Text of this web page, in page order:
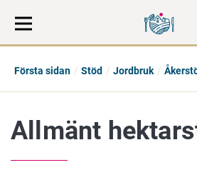
direkt
till
på
hela
Första sidan Stöd Jordbruk
Allmänt